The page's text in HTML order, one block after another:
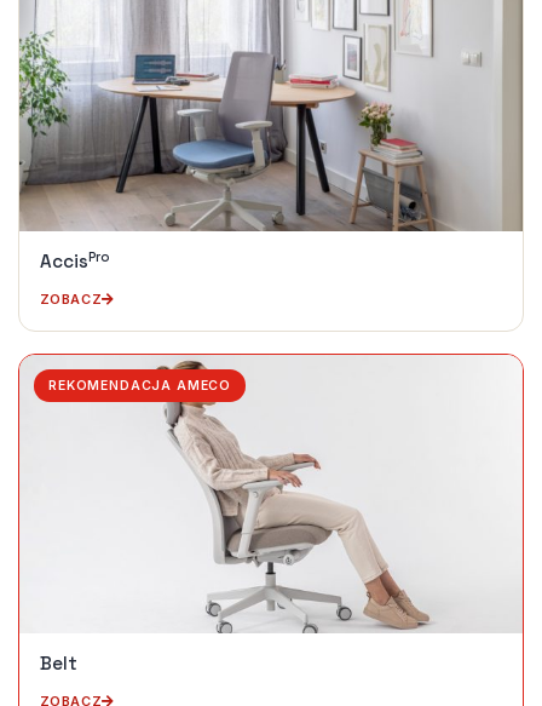
AccisPro
ZOBACZ
REKOMENDACJA AMECO
Belt
ZOBACZ